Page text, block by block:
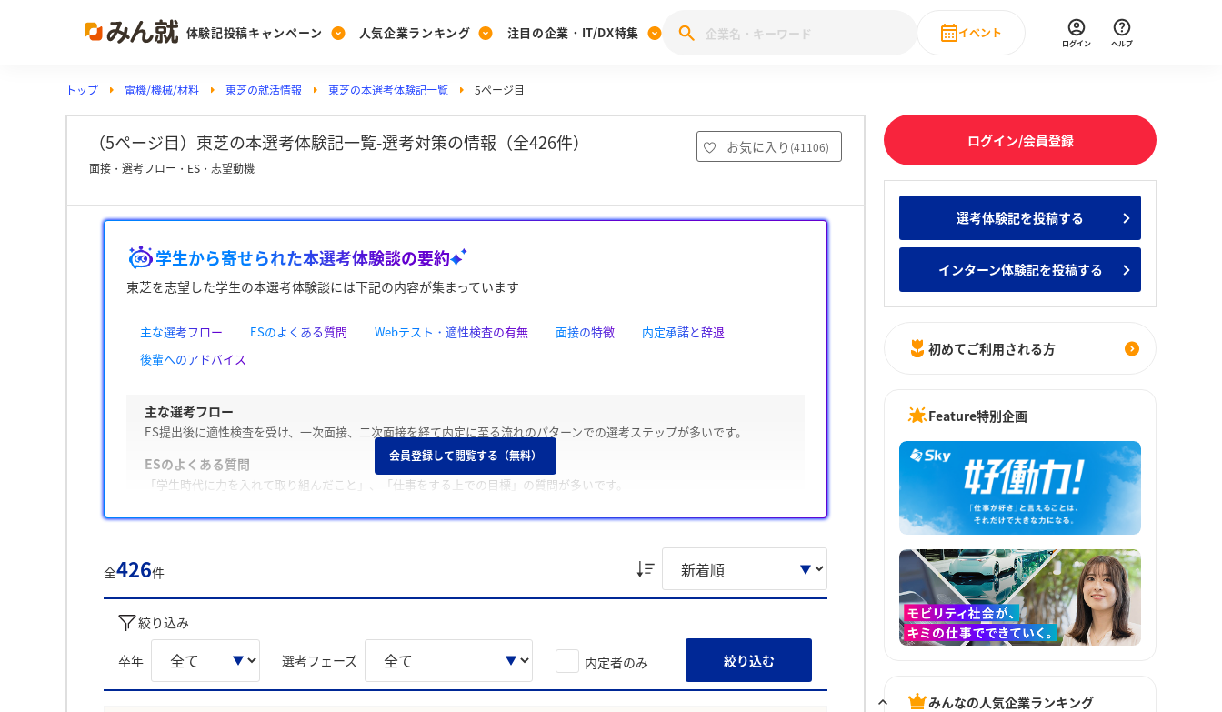
体験記投稿キャンペーン
Post
投稿する
[27卒] 本選考体験記投稿キャンペーン
人気企業ランキング
Ranking
ランキングを見る
みんなのDX企業就職ブランド調査
Vote みんなのIT業界新卒就職人気企業ランキング みんなの新卒就職人気企業ランキング みんなのインターン人気企業ランキ
注目の企業・IT/DX特集
PickUp
注目の企業特集
28卒 IT・DX現場社員インタビュー
動画で知ろう！業界・企業研究
イベント
直近のイベント一覧
ログイン ヘルプ
トップ 電機/機械/材料 東芝の就活情報 東芝の本選考体験記一覧 5ページ目
（5ページ目）東芝の本選考体験記一覧-選考対策の情報（全426件） お気に入り (41106)
面接・選考フロー・ES・志望動機
学生から寄せられた本選考体験談の要約
東芝を志望した学生の本選考体験談には下記の内容が集まっています
主な選考フロー ESのよくある質問 Webテスト・適性検査の有無 面接の特徴
内定承諾と辞退
後輩へのアドバイス
主な選考フロー
ES提出後に適性検査を受け、一次面接、二次面接を経て内定に至る流れのパターンでの選考ステップが多いです。
ESのよくある質問
「学生時代に力を入れて取り組んだこと」、「仕事をする上での目標」の質問が多いです。
Webテスト・適性検査の有無
面接の特徴
面接は普通な雰囲気で、「志望動機」や「学生時代に力を入れたこと」についてよく聞かれます。
内定承諾と辞退
内定承諾した学生は、「null」を主な理由としています。一方内定を辞退した学生は「業務内容がキャリアプランと合致
しない」、「第一志望企業から内定」を主な理由としています。
後輩へのアドバイス
会員登録して閲覧する（無料）
全426件
絞り込み
卒年 選考フェーズ 内定者のみ 絞り込む
ログイン/会員登録
選考体験記を投稿する
インターン体験記を投稿する
初めてご利用される方
Feature特別企画
みんなの人気企業ランキング